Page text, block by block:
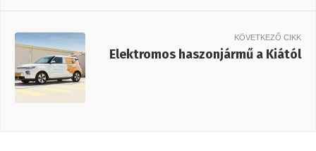
KÖVETKEZŐ CIKK
Elektromos haszonjármű a Kiától